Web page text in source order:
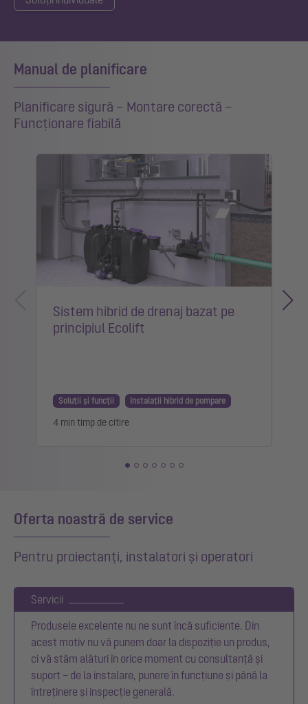
Manual de planificare
Planificare sigură – Montare corectă –
Funcționare fiabilă
Sistem hibrid de drenaj bazat pe
principiul Ecolift
Soluții și funcții Instalații hibrid de pompare
4 min timp de citire
Oferta noastră de service
Pentru proiectanți, instalatori și operatori
Servicii
Produsele excelente nu ne sunt încă suficiente. Din
acest motiv nu vă punem doar la dispoziție un produs,
ci vă stăm alături în orice moment cu consultanță și
suport – de la instalare, punere în funcțiune și până la
întreținere și inspecție generală.